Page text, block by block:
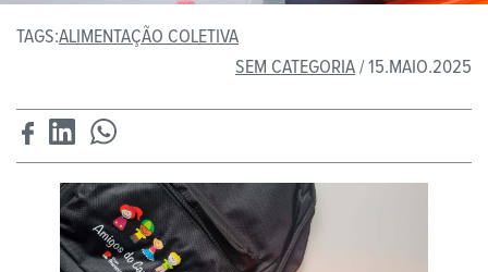
TAGS:ALIMENTAÇÃO COLETIVA
SEM CATEGORIA/ 15.MAIO.2025